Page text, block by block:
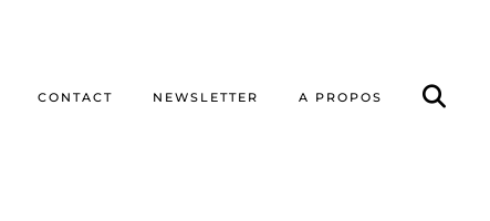
CONTACT NEWSLETTER A PROPOS